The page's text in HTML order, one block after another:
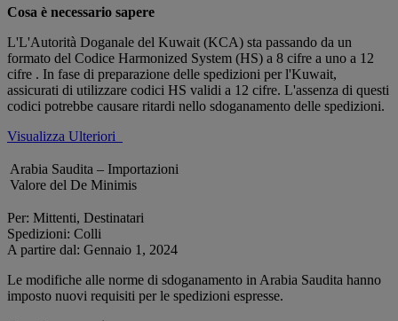
Cosa è necessario sapere
L'L'Autorità Doganale del Kuwait (KCA) sta passando da un
formato del Codice Harmonized System (HS) a 8 cifre a uno a 12
cifre . In fase di preparazione delle spedizioni per l'Kuwait,
assicurati di utilizzare codici HS validi a 12 cifre. L'assenza di questi
codici potrebbe causare ritardi nello sdoganamento delle spedizioni.
Visualizza Ulteriori
Arabia Saudita – Importazioni
Valore del De Minimis
Per: Mittenti, Destinatari
Spedizioni: Colli
A partire dal: Gennaio 1, 2024
Le modifiche alle norme di sdoganamento in Arabia Saudita hanno
imposto nuovi requisiti per le spedizioni espresse.